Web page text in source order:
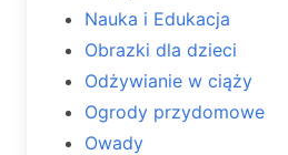
Nauka i Edukacja
Obrazki dla dzieci
Odżywianie w ciąży
Ogrody przydomowe
Owady